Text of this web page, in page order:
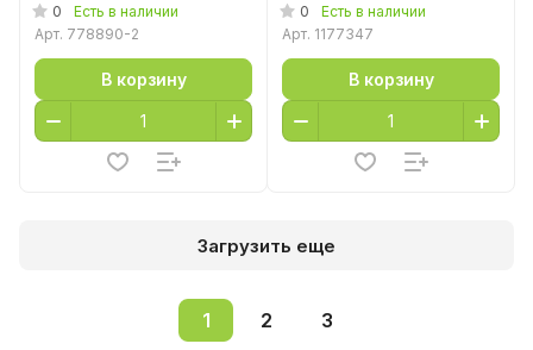
0
Есть в наличии
Арт. 778890-2
В корзину
0
Есть в наличии
Арт. 1177347
В корзину
Загрузить еще
1 2 3